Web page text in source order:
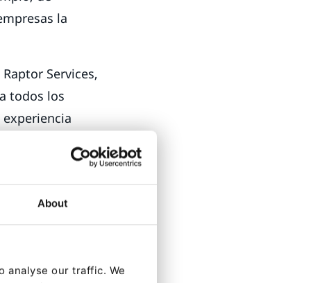
About
analyse our traffic. We
la
Services,
todos los
fuente.
lo que
protección
(CDP), lo